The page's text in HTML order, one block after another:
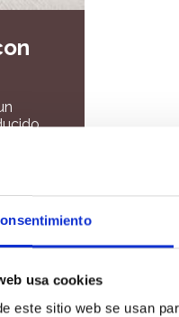
usa cookies
este sitio web se usan